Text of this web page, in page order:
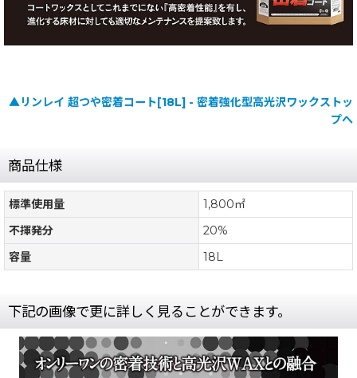
▲リンレイ 超つや密着コート[18L] - 密着強化型高光沢ワックストッ
プへ
商品仕様
標準使用量
1,800㎡
不揮発分
20%
容量
18L
下記の画像で更に詳しく見ることができます。